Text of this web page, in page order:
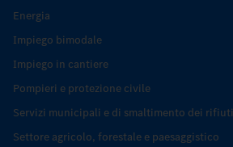
Energia
Impiego bimodale
Impiego in cantiere
Pompieri e protezione civile
Servizi municipali e di smaltimento dei rifiuti
Settore agricolo, forestale e paesaggistico